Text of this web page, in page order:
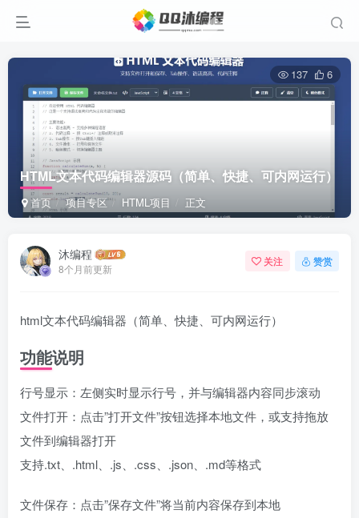
HTML文本代码编辑器源码（简单、快捷、可内网运行）
首页 项目专区 HTML项目 正文
137 6
沐编程
8个月前更新
关注 赞赏
html文本代码编辑器（简单、快捷、可内网运行）
功能说明
行号显示：左侧实时显示行号，并与编辑器内容同步滚动
文件打开：点击”打开文件”按钮选择本地文件，或支持拖放
文件到编辑器打开
支持.txt、.html、.js、.css、.json、.md等格式
文件保存：点击”保存文件”将当前内容保存到本地